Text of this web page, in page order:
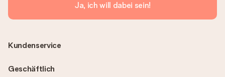
Ja, ich will dabei sein!
Kundenservice
Geschäftlich